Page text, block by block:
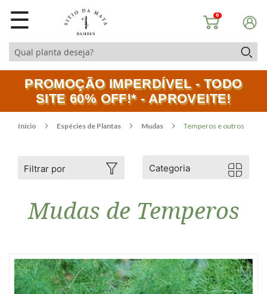
☰ 0
PROMOÇÃO IMPERDÍVEL - TODO
SITE 60% OFF!* - APROVEITE!
Início Espécies de Plantas Mudas Temperos e outros
Mudas de Temperos
Filtrar por Categoria